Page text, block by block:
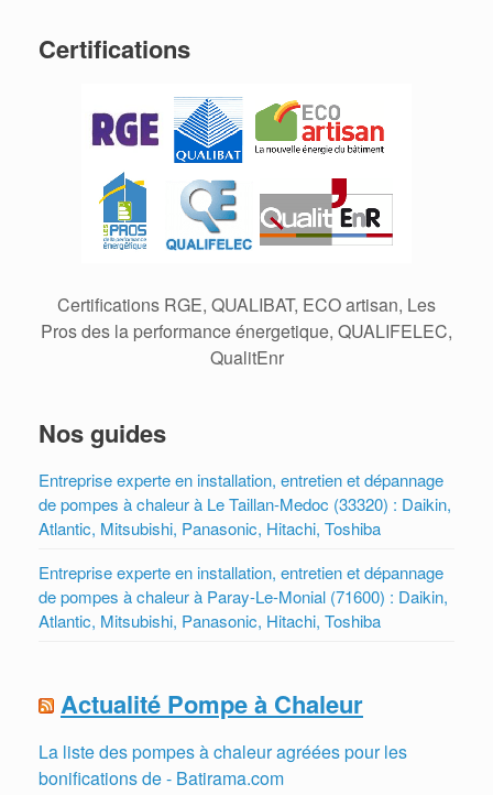
Certifications
Certifications RGE, QUALIBAT, ECO artisan, Les
Pros des la performance énergetique, QUALIFELEC,
QualitEnr
Nos guides
Entreprise experte en installation, entretien et dépannage
de pompes à chaleur à Le Taillan-Medoc (33320) : Daikin,
Atlantic, Mitsubishi, Panasonic, Hitachi, Toshiba
Entreprise experte en installation, entretien et dépannage
de pompes à chaleur à Paray-Le-Monial (71600) : Daikin,
Atlantic, Mitsubishi, Panasonic, Hitachi, Toshiba
Actualité Pompe à Chaleur
La liste des pompes à chaleur agréées pour les
bonifications de - Batirama.com